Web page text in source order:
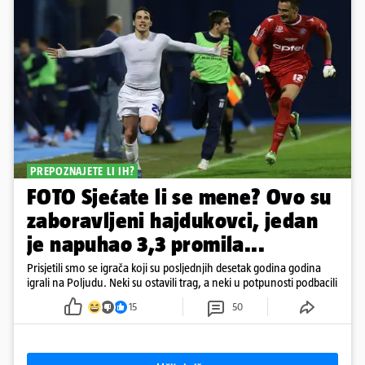
PREPOZNAJETE LI IH?
FOTO Sjećate li se mene? Ovo su
zaboravljeni hajdukovci, jedan
je napuhao 3,3 promila...
Prisjetili smo se igrača koji su posljednjih desetak godina godina
igrali na Poljudu. Neki su ostavili trag, a neki u potpunosti podbacili
15 50